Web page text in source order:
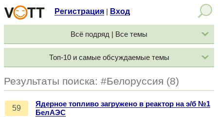
Регистрация Вход
Всё подряд | Все темы
Топ-10 и самые обсуждаемые темы
Результаты поиска: #Белоруссия (8)
59
Ядерное топливо загружено в реактор на э/б №1
БелАЭС